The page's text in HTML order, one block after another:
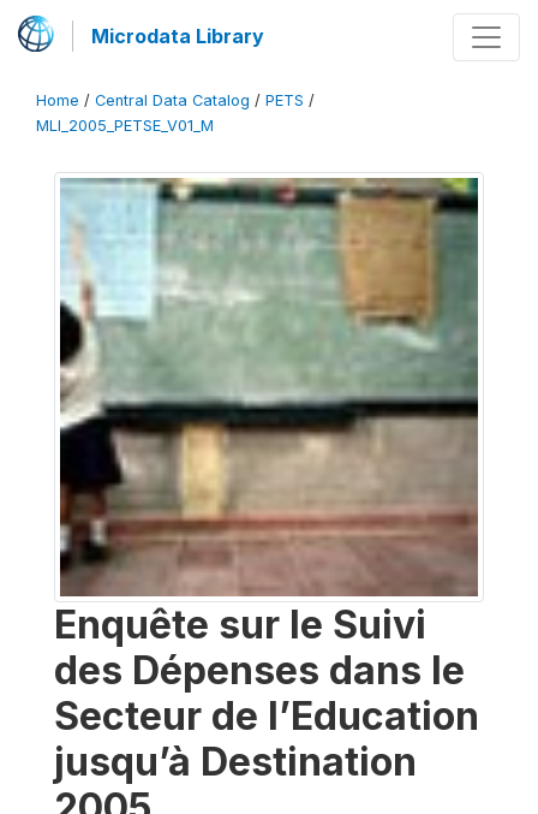
Microdata Library
Home / Central Data Catalog / PETS /
MLI_2005_PETSE_V01_M
Enquête sur le Suivi
des Dépenses dans le
Secteur de l’Education
jusqu’à Destination